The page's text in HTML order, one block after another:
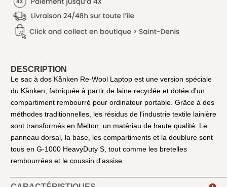
DESCRIPTION
Le sac à dos Kånken Re-Wool Laptop est une version spéciale
du Kånken, fabriquée à partir de laine recyclée et dotée d'un
compartiment rembourré pour ordinateur portable. Grâce à des
méthodes traditionnelles, les résidus de l'industrie textile lainière
sont transformés en Melton, un matériau de haute qualité. Le
panneau dorsal, la base, les compartiments et la doublure sont
tous en G-1000 HeavyDuty S, tout comme les bretelles
rembourrées et le coussin d'assise.